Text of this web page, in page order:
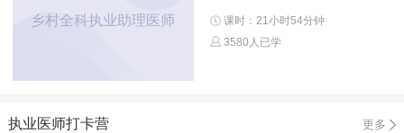
乡村全科执业助理医师
课时：21小时54分钟
3580人已学
执业医师打卡营 更多